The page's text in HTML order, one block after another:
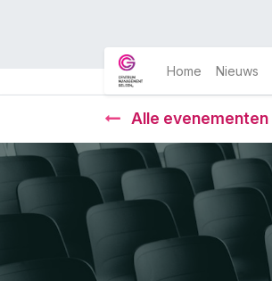
Home Nieuws
Alle evenementen